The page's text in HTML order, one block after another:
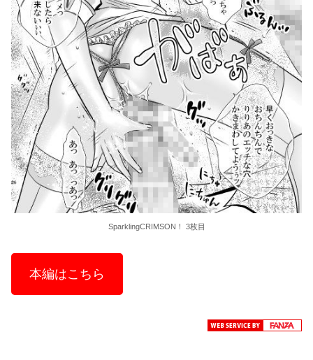
SparklingCRIMSON！ 3枚目
本編はこちら